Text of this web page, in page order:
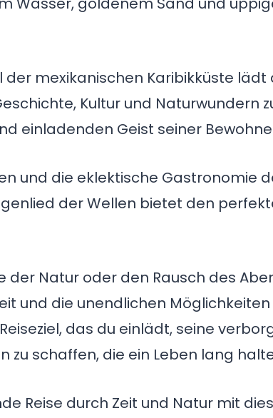
mexikanischen Karibikküste lädt
Kultur und Naturwundern
einladenden Geist seiner
und die eklektische Gastronomie
der Wellen bietet den
der Natur oder den Rausch des
und die unendlichen
das du einlädt, seine
zu schaffen, die ein Leben lang
Reise durch Zeit und Natur mit